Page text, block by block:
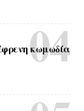
κωμωδία